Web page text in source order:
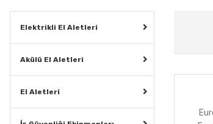
Elektrikli El Aletleri
Akülü El Aletleri
El Aletleri